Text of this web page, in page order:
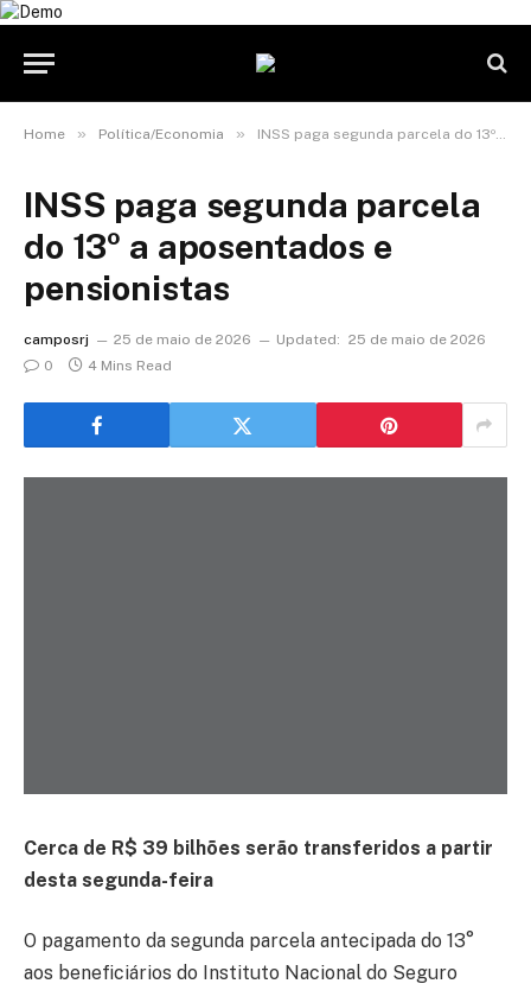
Home » Política/Economia » INSS paga segunda parcela do 13º a aposentados e pensionistas
INSS paga segunda parcela
do 13º a aposentados e
pensionistas
camposrj 25 de maio de 2026 Updated: 25 de maio de 2026
0
4 Mins Read
Cerca de R$ 39 bilhões serão transferidos a partir
desta segunda-feira
O pagamento da segunda parcela antecipada do 13°
aos beneficiários do Instituto Nacional do Seguro